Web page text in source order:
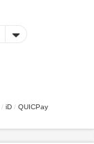
iD QUICPay